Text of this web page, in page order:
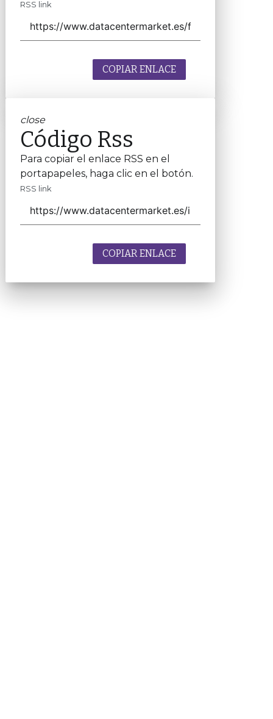
RSS link
COPIAR ENLACE
close
Código Rss
Para copiar el enlace RSS en el
portapapeles, haga clic en el botón.
RSS link
COPIAR ENLACE